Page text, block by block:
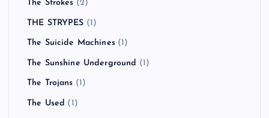
The Strokes (2)
THE STRYPES (1)
The Suicide Machines(1)
The Sunshine Underground (1)
The Trojans (1)
The Used (1)